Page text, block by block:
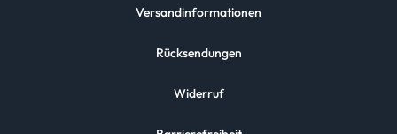
Versandinformationen
Rücksendungen
Widerruf